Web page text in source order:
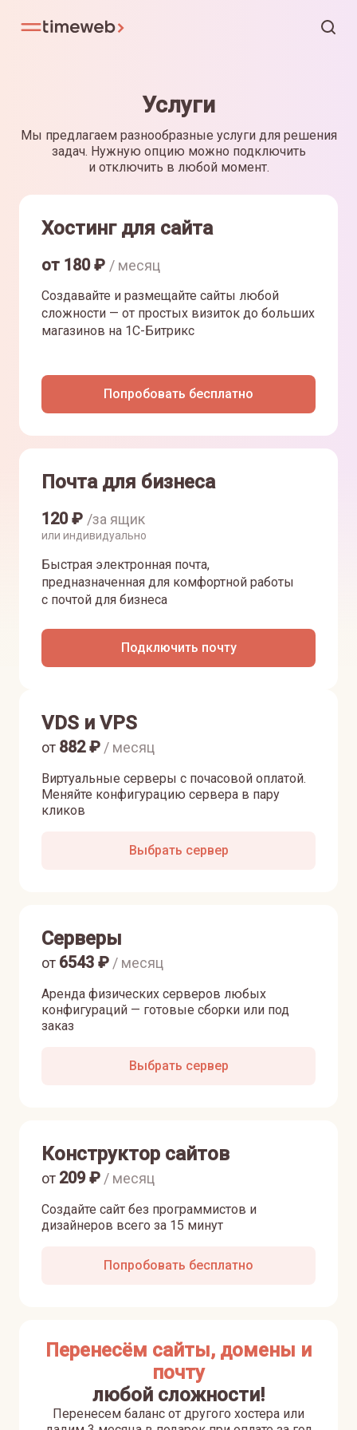
Услуги
Мы предлагаем разнообразные услуги для решения
задач. Нужную опцию можно подключить
и отключить в любой момент.
Хостинг для сайта
от 180₽ / месяц
Создавайте и размещайте сайты любой
сложности — от простых визиток до больших
магазинов на 1С-Битрикс
Попробовать бесплатно
Почта для бизнеса
120₽ /за ящик
или индивидуально
Быстрая электронная почта,
предназначенная для комфортной работы
с почтой для бизнеса
Подключить почту
VDS и VPS
Виртуальные серверы с почасовой оплатой.
Меняйте конфигурацию сервера в пару
кликов
от 882₽ / месяц
Выбрать сервер
Серверы
Аренда физических серверов любых
конфигураций — готовые сборки или под
заказ
от 6543 ₽ / месяц
Выбрать сервер
Конструктор сайтов
Создайте сайт без программистов и
дизайнеров всего за 15 минут
от 209₽ / месяц
Попробовать бесплатно
Перенесём сайты, домены и
почту
любой сложности!
Перенесем баланс от другого хостера или